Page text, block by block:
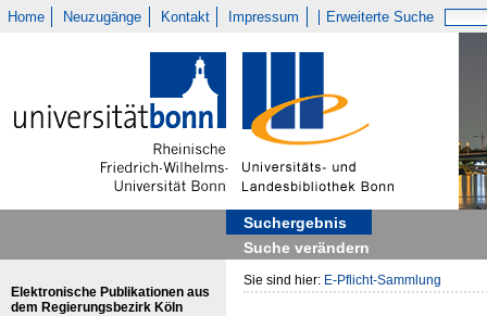
Home Neuzugänge Kontakt Impressum Erweiterte Suche
Suchergebnis
Suche verändern
Elektronische Publikationen aus
dem Regierungsbezirk Köln
Sie sind hier: E-Pflicht-Sammlung